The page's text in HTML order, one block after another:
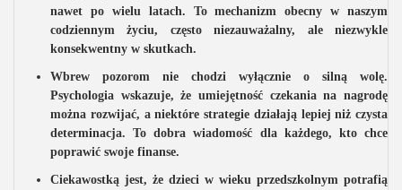
nawet po wielu latach. To mechanizm obecny w naszym
codziennym życiu, często niezauważalny, ale niezwykle
konsekwentny w skutkach.
Wbrew pozorom nie chodzi wyłącznie o silną wolę.
Psychologia wskazuje, że umiejętność czekania na nagrodę
można rozwijać, a niektóre strategie działają lepiej niż czysta
determinacja. To dobra wiadomość dla każdego, kto chce
poprawić swoje finanse.
Ciekawostką jest, że dzieci w wieku przedszkolnym potrafią